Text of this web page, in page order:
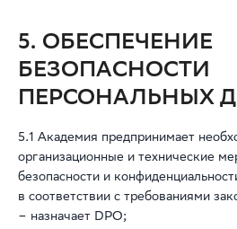
5. ОБЕСПЕЧЕНИЕ
БЕЗОПАСНОСТИ
ПЕРСОНАЛЬНЫХ
5.1 Академия предпринимает
организационные и технические
безопасности и
в соответствии с требованиями
– назначает DPO;